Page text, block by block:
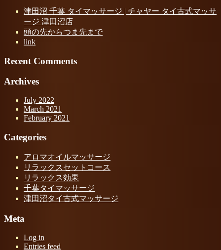
津田沼 千葉 タイマッサージ | チャヤー タイ古式マッサ
ージ 津田沼店
頭の先からつま先まで
link
Recent Comments
Archives
July 2022
March 2021
February 2021
Categories
アロマオイルマッサージ
リラックスセットコース
リラックス効果
千葉タイマッサージ
津田沼タイ古式マッサージ
Meta
Log in
Entries feed